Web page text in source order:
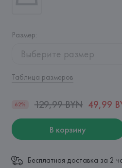
Размер:
Выберите размер
Таблица размеров
62% 129,99 BYN 49,99
В корзину
Бесплатная доставка за 2